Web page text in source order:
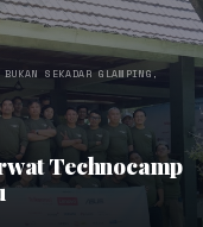
BUKAN SEKADAR GLAMPING,
Technocamp